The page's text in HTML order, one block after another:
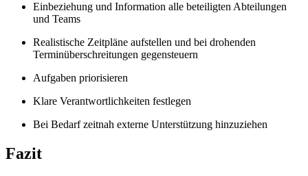
Einbeziehung und Information alle beteiligten Abteilungen
und Teams
Realistische Zeitpläne aufstellen und bei drohenden
Terminüberschreitungen gegensteuern
Aufgaben priorisieren
Klare Verantwortlichkeiten festlegen
Bei Bedarf zeitnah externe Unterstützung hinzuziehen
Fazit